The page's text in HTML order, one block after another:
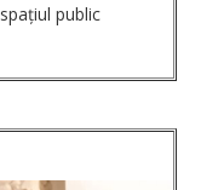
public